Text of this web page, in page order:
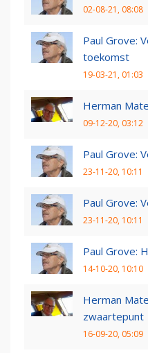
02-08-21, 08:08
Paul Grove:
toekomst
19-03-21, 01:03
Herman
09-12-20, 03:12
Paul Grove:
23-11-20, 10:11
Paul Grove:
23-11-20, 10:11
Paul Grove:
14-10-20, 10:10
Herman
zwaartepunt
16-09-20, 05:09